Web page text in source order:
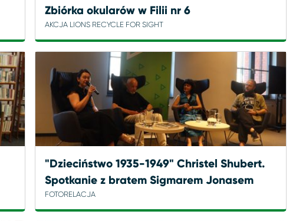
Zbiórka okularów w Filii nr 6
AKCJA LIONS RECYCLE FOR SIGHT
"Dzieciństwo 1935-1949" Christel Shubert.
Spotkanie z bratem Sigmarem Jonasem
FOTORELACJA